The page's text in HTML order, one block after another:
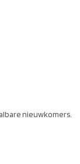
nieuwkomers.